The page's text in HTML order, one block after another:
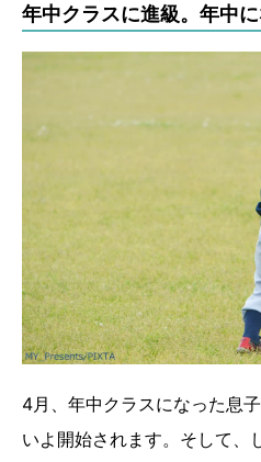
年中クラスに進級。年中
4月、年中クラスになった息
いよ開始されます。そして、